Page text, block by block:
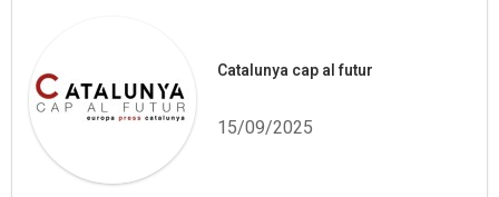
Catalunya cap al futur
15/09/2025